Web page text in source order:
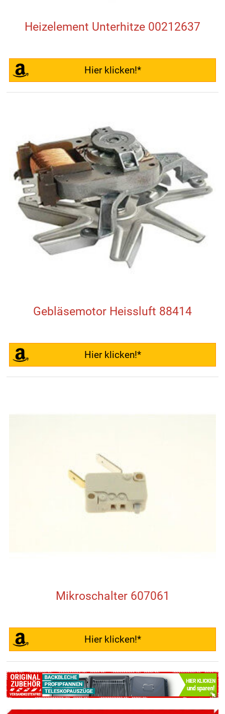
Heizelement Unterhitze 00212637
Hier klicken!*
Gebläsemotor Heissluft 88414
Hier klicken!*
Mikroschalter 607061
Hier klicken!*